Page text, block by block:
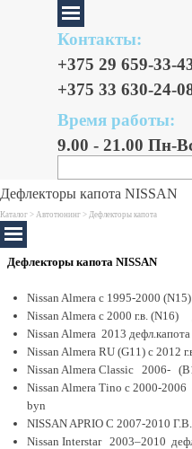
Контакты:
+375 29 659-33-
+375 33 630-24-
Время работы:
9.00 - 21.00 Пн-
Дефлекторы капота NISSAN
Каталог > Автотюнинг > Дефлекторы капота
Дефлекторы капота NISSAN
Nissan Almera с 1995-2000
Nissan Almera с 2000 г.в.
Nissan Almera 2013
Nissan Almera RU (G11) с 2012
Nissan Almera Classic 2006-
Nissan Almera Tino с 2000-
byn
NISSAN APRIO С 2007-2010
Nissan Interstar 2003–2010